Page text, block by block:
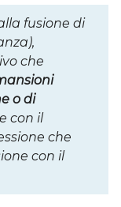
fusione di
che
o di
con il
che
con il